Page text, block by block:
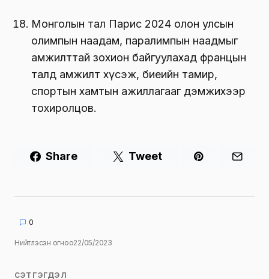
Монголын тал Парис 2024 олон улсын
олимпын наадам, паралимпын наадмыг
амжилттай зохион байгуулахад францын
талд амжилт хүсэж, биеийн тамир,
спортын хамтын ажиллагааг дэмжихээр
тохиролцов.
Share Tweet
0
Нийтлэсэн огноо22/05/2023
СЭТГЭГДЭЛ